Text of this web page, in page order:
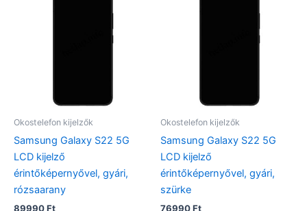
Okostelefon kijelzők
Samsung Galaxy S22 5G
LCD kijelző
érintőképernyővel, gyári,
rózsaarany
89990Ft
Okostelefon kijelzők
Samsung Galaxy S22 5G
LCD kijelző
érintőképernyővel, gyári,
szürke
76990Ft